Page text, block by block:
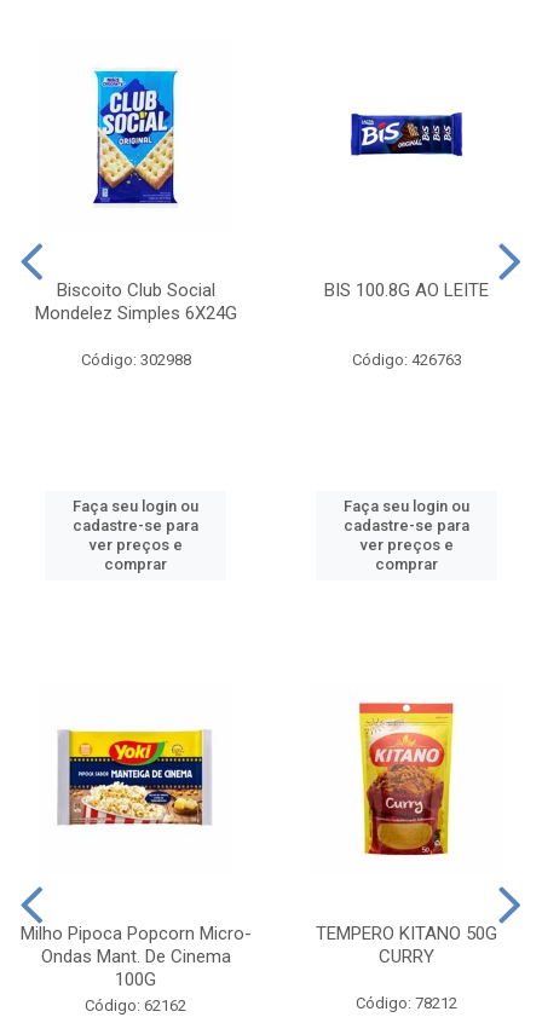
Biscoito Club Social
Mondelez Simples 6X24G
Código: 302988
Faça seu login ou
cadastre-se para
ver preços e
comprar
BIS 100.8G AO LEITE
Código: 426763
Faça seu login ou
cadastre-se para
ver preços e
comprar
Milho Pipoca Popcorn Micro-
Ondas Mant. De Cinema
100G
Código: 62162
TEMPERO KITANO 50G
CURRY
Código: 78212